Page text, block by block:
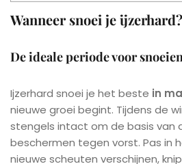
Wanneer snoei je ijzerhard?
De ideale periode voor
Ijzerhard snoei je het beste in
nieuwe groei begint. Tijdens de
stengels intact om de basis van
beschermen tegen vorst. Pas in
nieuwe scheuten verschijnen,